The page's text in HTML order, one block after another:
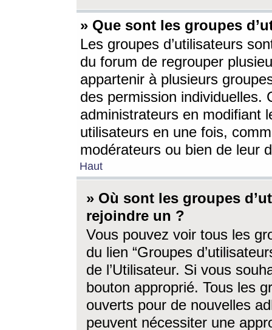
» Que sont les groupes
Les groupes d’utilisateurs
du forum de regrouper
appartenir à plusieurs
des permission individuelles.
administrateurs en modifiant
utilisateurs en une fois,
modérateurs ou bien de leur
Haut
» Où sont les groupes
rejoindre un ?
Vous pouvez voir tous les
du lien “Groupes
de l’Utilisateur. Si vous
bouton approprié. Tous les
ouverts pour de nouvelles
peuvent nécessiter une